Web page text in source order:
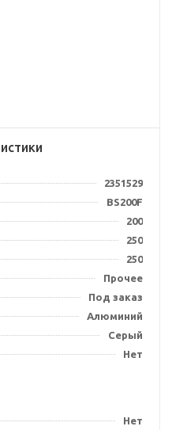
2351529
BS200F
200
250
250
Прочее
Под заказ
Алюминий
Серый
Нет
Нет